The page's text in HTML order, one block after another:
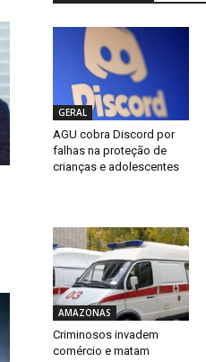
GERAL
AGU cobra Discord por
falhas na proteção de
crianças e adolescentes
AMAZONAS
Criminosos invadem
comércio e matam